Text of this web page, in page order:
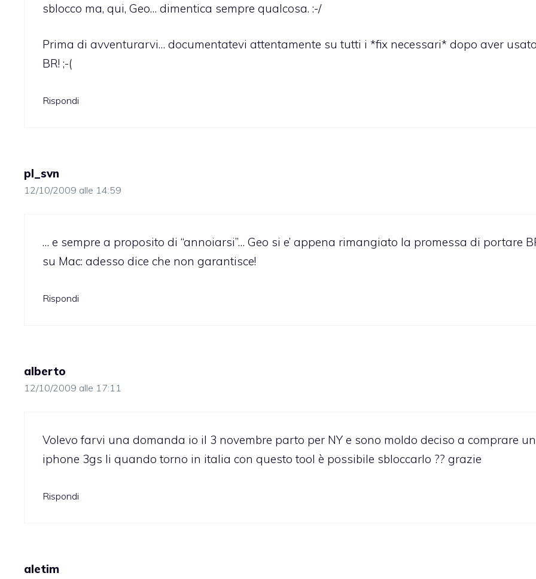
sblocco ma, qui, Geo… dimentica sempre qualcosa. :-/
Prima di avventurarvi… documentatevi attentamente su tutti i *fix necessari* dopo aver
BR! ;-(
Rispondi
pl_svn
12/10/2009 alle 14:59
… e sempre a proposito di “annoiarsi”… Geo si e’ appena rimangiato la promessa di portare
su Mac: adesso dice che non garantisce!
Rispondi
alberto
12/10/2009 alle 17:11
Volevo farvi una domanda io il 3 novembre parto per NY e sono moldo deciso a comprare un
iphone 3gs li quando torno in italia con questo tool è possibile sbloccarlo ?? grazie
Rispondi
aletim